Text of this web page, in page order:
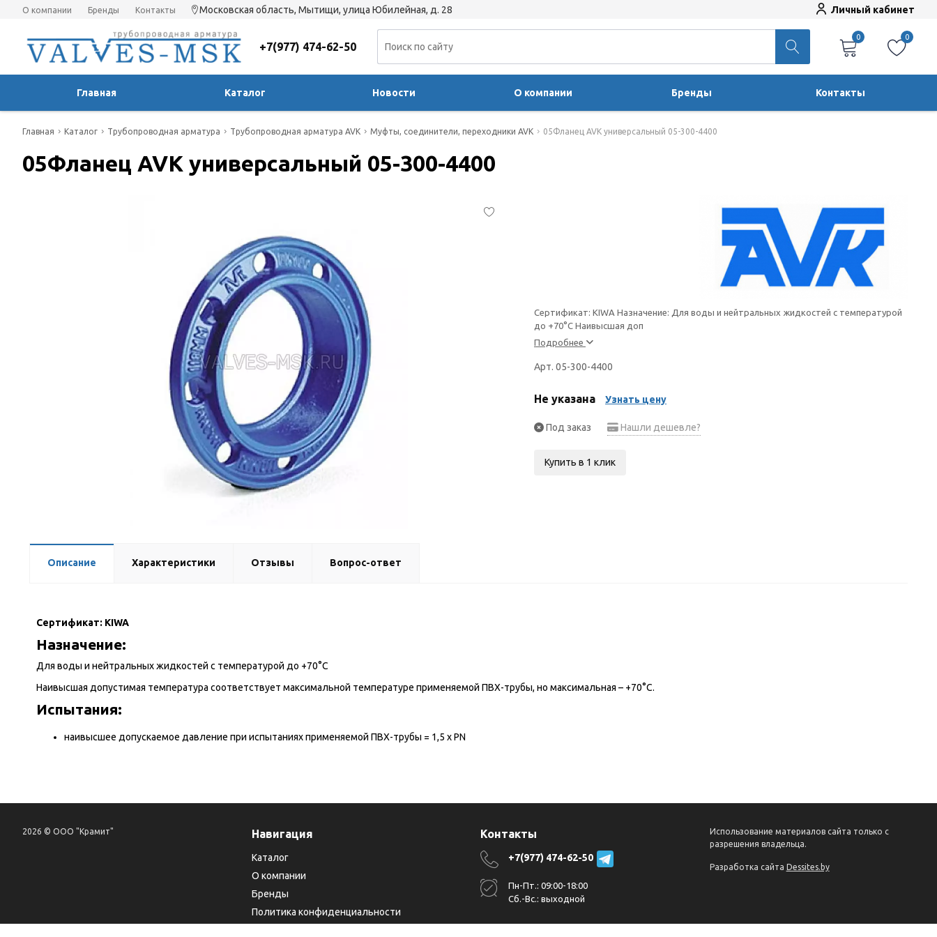
О компании Бренды Контакты Московская область, Мытищи, улица Юбилейная, д. 28 Личный кабинет
+7(977) 474-62-50
0 0
Главная Каталог Новости О компании Бренды Контакты
Главная Каталог Трубопроводная арматура Трубопроводная арматура AVK Муфты, соединители, переходники AVK 05Фланец AVK универсальный 05-300-4400
05Фланец AVK универсальный 05-300-4400
Сертификат: KIWA Назначение: Для воды и нейтральных жидкостей с температурой
до +70°С Наивысшая доп
Подробнее
Арт. 05-300-4400
Не указана Узнать цену
Под заказ Нашли дешевле?
Купить в 1 клик
Описание Характеристики Отзывы Вопрос-ответ
Сертификат: KIWA
Назначение:
Для воды и нейтральных жидкостей с температурой до +70°С
Наивысшая допустимая температура соответствует максимальной температуре применяемой ПВХ-трубы, но максимальная – +70°С.
Испытания:
наивысшее допускаемое давление при испытаниях применяемой ПВХ-трубы = 1,5 х PN
2026 © ООО "Крамит" Навигация
Каталог
О компании
Бренды
Политика конфиденциальности
Контакты
+7(977) 474-62-50
Пн-Пт.: 09:00-18:00
Сб.-Вс.: выходной
Использование материалов сайта только с
разрешения владельца.
Разработка сайта Dessites.by